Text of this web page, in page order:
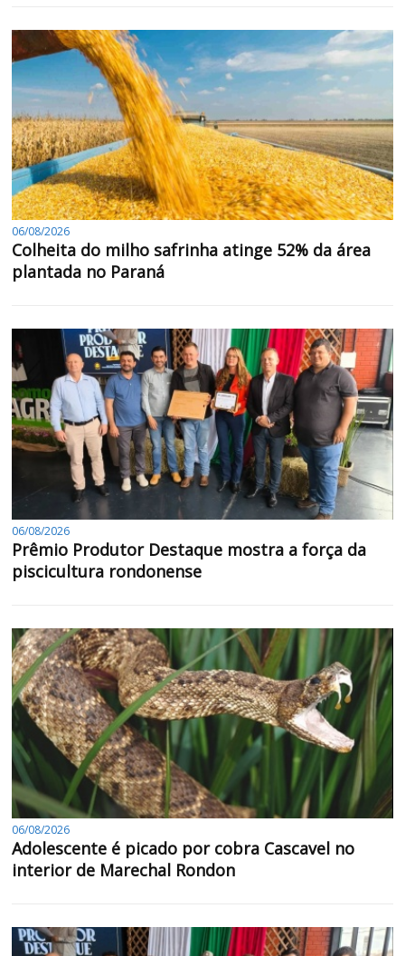
06/08/2026
Colheita do milho safrinha atinge 52% da área
plantada no Paraná
06/08/2026
Prêmio Produtor Destaque mostra a força da
piscicultura rondonense
06/08/2026
Adolescente é picado por cobra Cascavel no
interior de Marechal Rondon